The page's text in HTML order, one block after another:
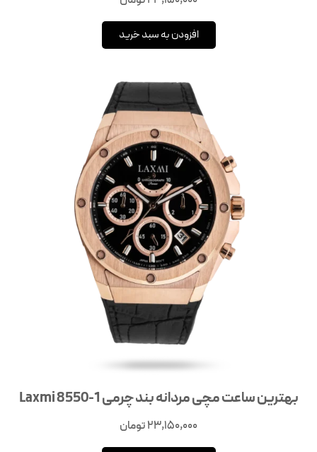
افزودن به سبد خرید
بهترین ساعت مچی مردانه بند چرمی Laxmi 8550-1
23,150,000تومان